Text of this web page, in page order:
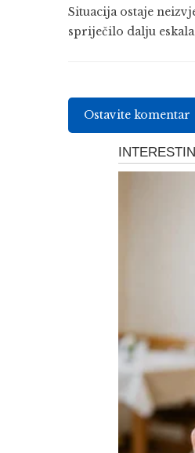
Situacija ostaje
spriječilo dalju
Ostavite komentar